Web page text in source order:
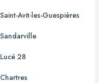
Saint-Avit-les-Guespières
Sandarville
Lucé 28
Chartres